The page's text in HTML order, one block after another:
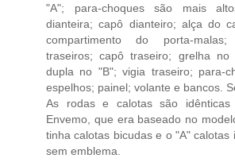
"A"; para-choques são mais
dianteira; capô dianteiro; alça do
compartimento do porta-
traseiros; capô traseiro; grelha
dupla no "B"; vigia traseiro; para-
espelhos; painel; volante e bancos.
As rodas e calotas são
Envemo, que era baseado no
tinha calotas bicudas e o "A" calotas
sem emblema.